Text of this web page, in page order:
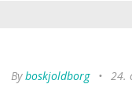
Byboskjoldborg • 24.